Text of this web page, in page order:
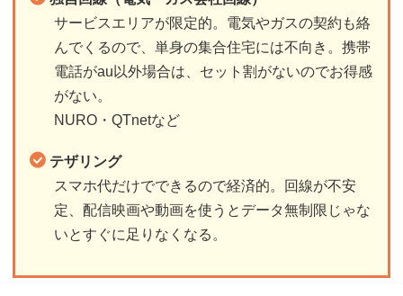
サービスエリアが限定的。電気やガスの契約も絡
んでくるので、単身の集合住宅には不向き。携帯
電話がau以外場合は、セット割がないのでお得感
がない。
NURO・QTnetなど
テザリング
スマホ代だけでできるので経済的。回線が不安
定、配信映画や動画を使うとデータ無制限じゃな
いとすぐに足りなくなる。